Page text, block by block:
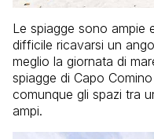
Le spiagge sono
difficile ricavarsi un
meglio la giornata di
spiagge di Capo
comunque gli spazi tra
ampi.